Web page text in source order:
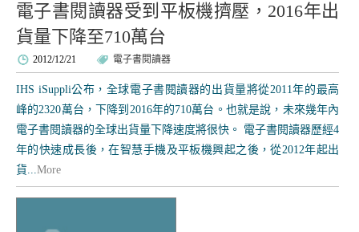
電子書閱讀器受到平板機擠壓，2016年出
貨量下降至710萬台
2012/12/21 電子書閱讀器
IHS iSuppli公布，全球電子書閱讀器的出貨量將從2011年的最高
峰的2320萬台，下降到2016年的710萬台。也就是說，未來幾年內
電子書閱讀器的全球出貨量下降速度將很快。 電子書閱讀器歷經4
年的快速成長後，在智慧手機及平板機興起之後，從2012年起出
貨...More